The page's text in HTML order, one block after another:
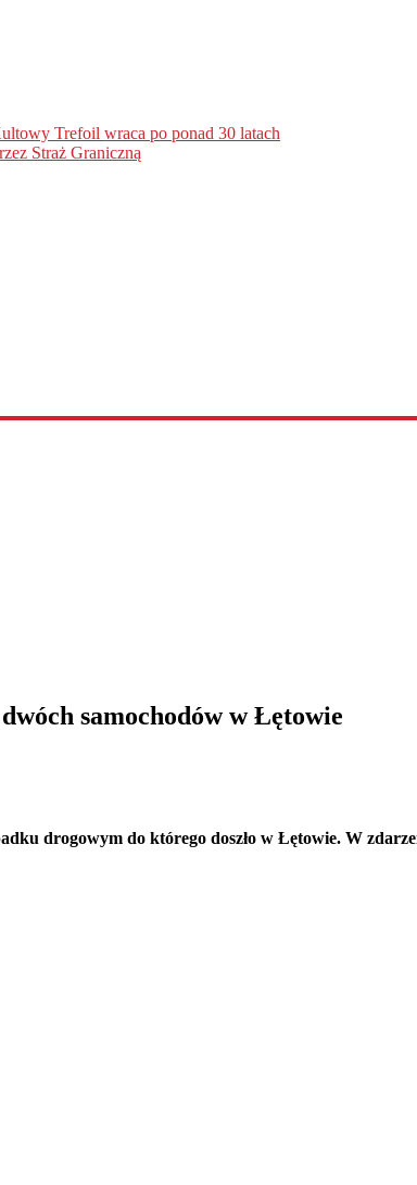
Trefoil wraca po ponad 30 latach
Straż Graniczną
samochodów w Łętowie
drogowym do którego doszło w Łętowie. W